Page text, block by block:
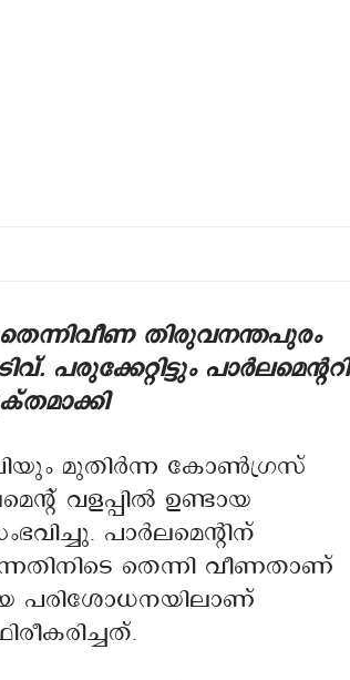
തെന്നിവീണ തിരുവനന്തപുരം
പരുക്കേറ്റിട്ടും പാർലമെന്ററി
മുതിർന്ന കോൺഗ്രസ്
വളപ്പിൽ ഉണ്ടായ
പാർലമെന്റിന്
തെന്നി വീണതാണ്
പരിശോധനയിലാണ്